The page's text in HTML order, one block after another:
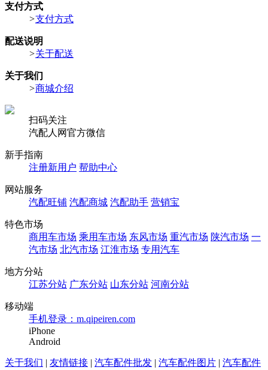
支付方式
>支付方式
配送说明
>关于配送
关于我们
>商城介绍
扫码关注
汽配人网官方微信
新手指南
注册新用户 帮助中心
网站服务
汽配旺铺 汽配商城 汽配助手 营销宝
特色市场
商用车市场 乘用车市场 东风市场 重汽市场 陕汽市场 一
汽市场 北汽市场 江淮市场 专用汽车
地方分站
江苏分站 广东分站 山东分站 河南分站
移动端
手机登录：m.qipeiren.com
iPhone
Android
关于我们 | 友情链接 | 汽车配件批发 | 汽车配件图片 | 汽车配件